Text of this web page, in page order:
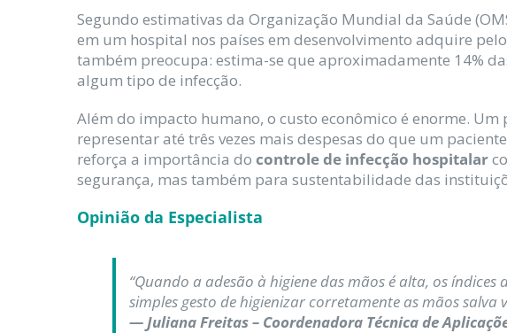
Segundo estimativas da Organização Mundial da Saúde
em um hospital nos países em desenvolvimento adquire
também preocupa: estima-se que aproximadamente 14%
algum tipo de infecção.
Além do impacto humano, o custo econômico é enorme.
representar até três vezes mais despesas do que um
reforça a importância do controle de infecção hospitalar
segurança, mas também para sustentabilidade das
Opinião da Especialista
“Quando a adesão à higiene das mãos é alta, os
simples gesto de higienizar corretamente as mãos salva
— Juliana Freitas – Coordenadora Técnica de